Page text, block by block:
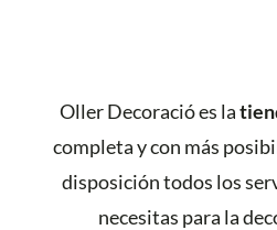
Oller Decoració es la
completa y con más
disposición todos los
necesitas para la